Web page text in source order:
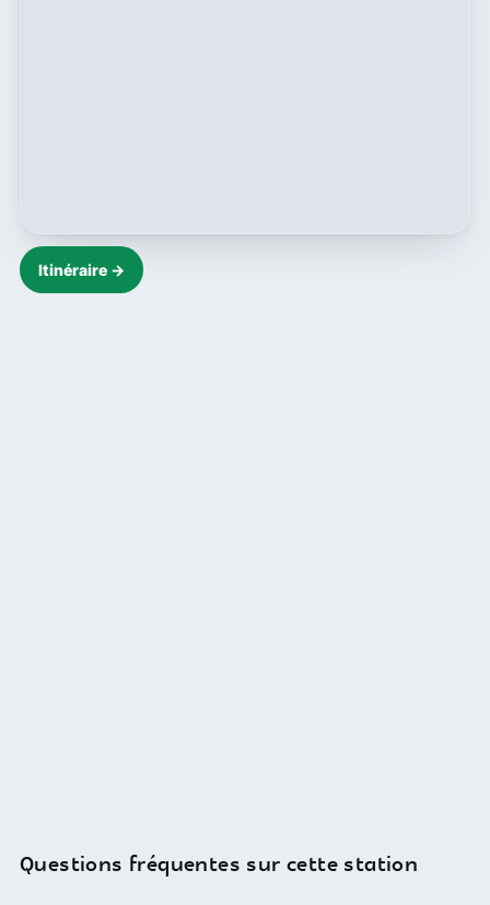
Itinéraire →
Questions fréquentes sur cette station